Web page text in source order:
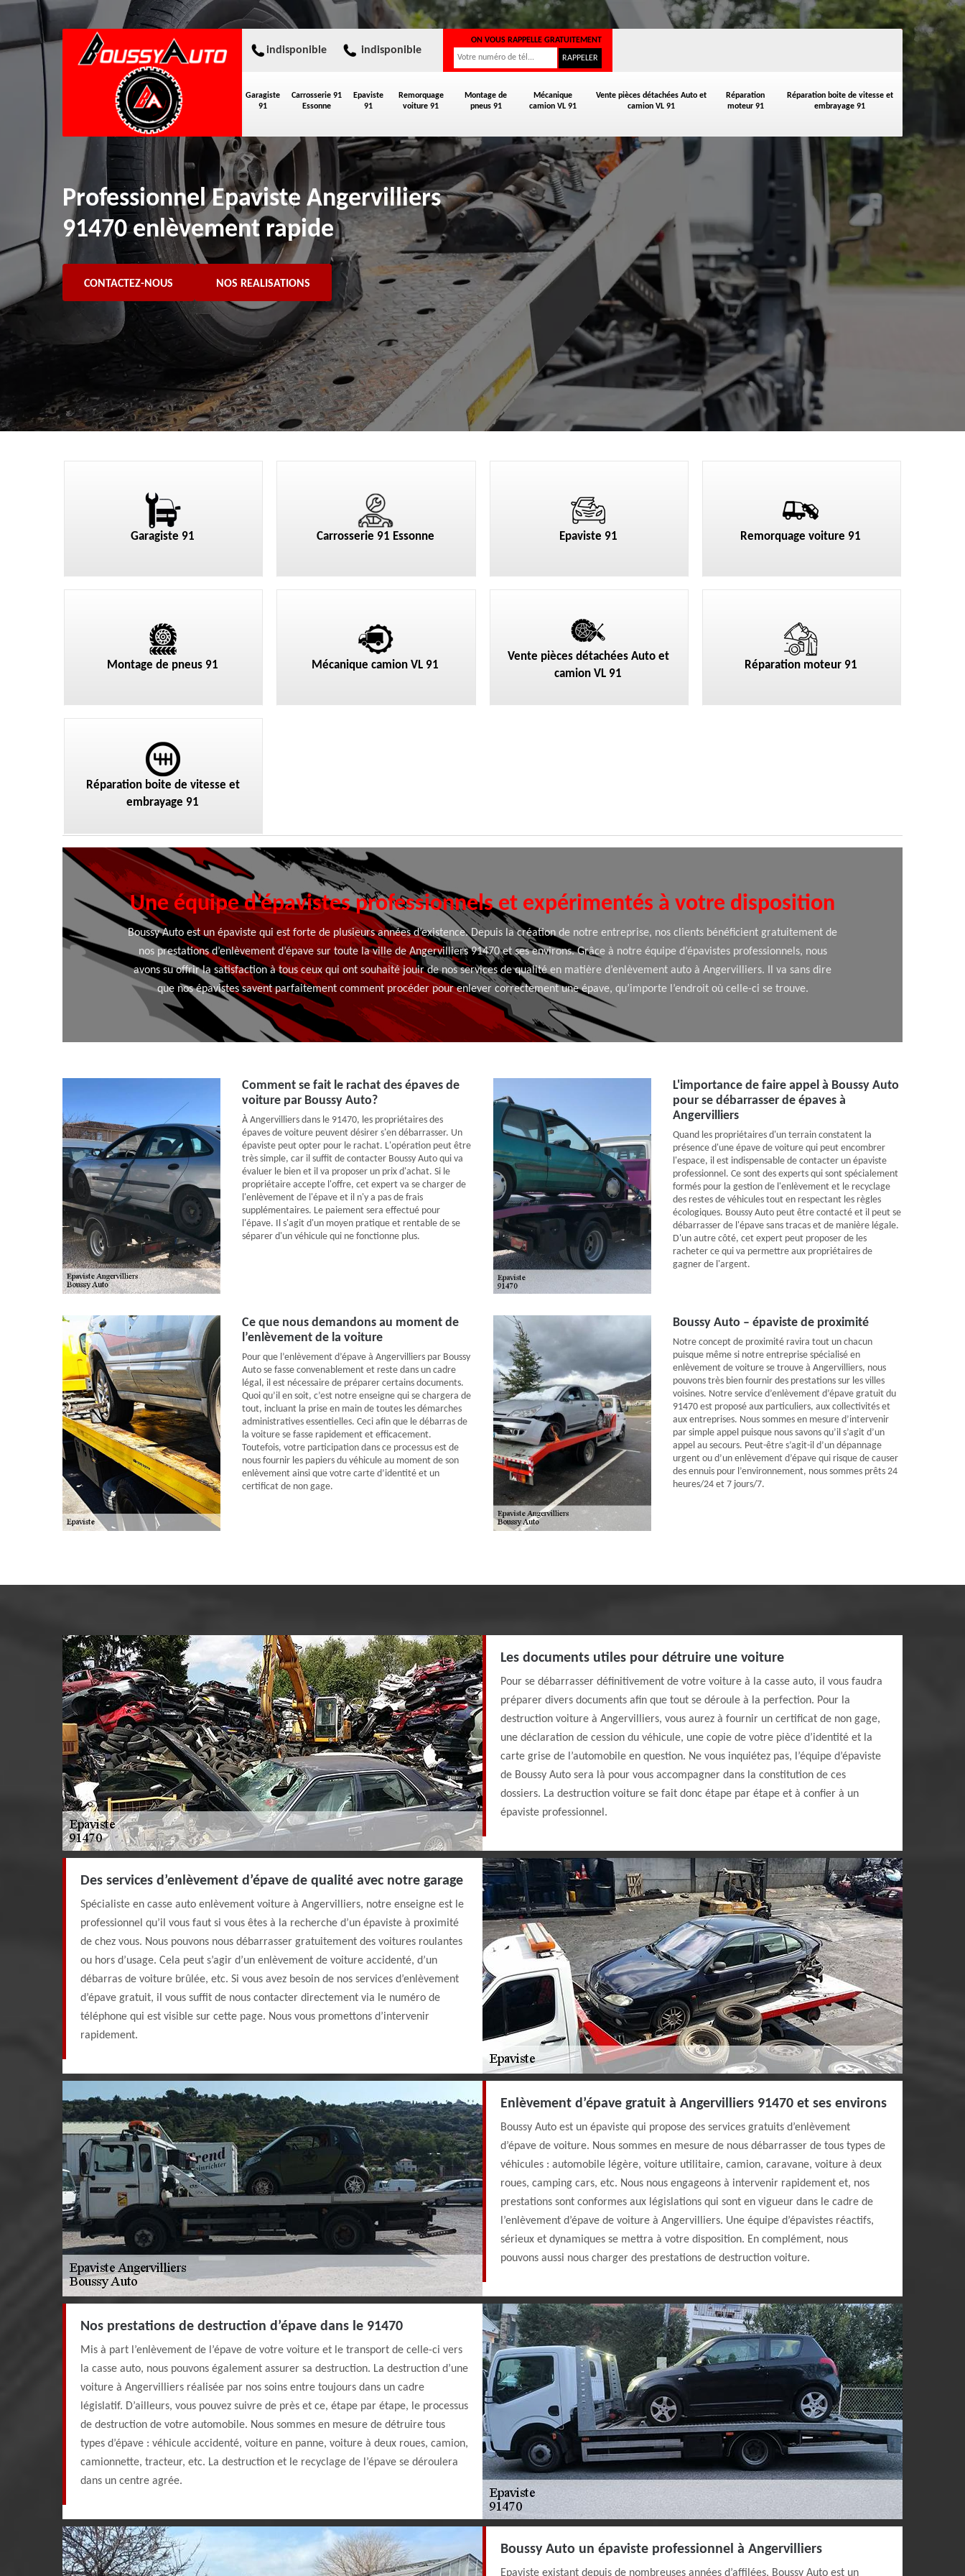
Garagiste
91
Carrosserie 91
Essonne
Epaviste
91
Remorquage
voiture 91
Montage de
pneus 91
Mécanique
camion VL 91
Vente pièces détachées Auto et
camion VL 91
Réparation
moteur 91
Réparation boite de vitesse et
embrayage 91
indisponible indisponible
ON VOUS RAPPELLE GRATUITEMENT
Professionnel Epaviste Angervilliers
91470 enlèvement rapide
CONTACTEZ-NOUS NOS REALISATIONS
Garagiste 91 Carrosserie 91 Essonne Epaviste 91 Remorquage voiture 91
Montage de pneus 91 Mécanique camion VL 91
Vente pièces détachées Auto et
camion VL 91
Réparation moteur 91
Réparation boite de vitesse et
embrayage 91
Une équipe d’épavistes professionnels et expérimentés à votre disposition
Boussy Auto est un épaviste qui est forte de plusieurs années d’existence. Depuis la création de notre entreprise, nos clients bénéficient gratuitement de
nos prestations d’enlèvement d’épave sur toute la ville de Angervilliers 91470 et ses environs. Grâce à notre équipe d’épavistes professionnels, nous
avons su offrir la satisfaction à tous ceux qui ont souhaité jouir de nos services de qualité en matière d’enlèvement auto à Angervilliers. Il va sans dire
que nos épavistes savent parfaitement comment procéder pour enlever correctement une épave, qu’importe l’endroit où celle-ci se trouve.
Comment se fait le rachat des épaves de
voiture par Boussy Auto?
À Angervilliers dans le 91470, les propriétaires des
épaves de voiture peuvent désirer s'en débarrasser. Un
épaviste peut opter pour le rachat. L'opération peut être
très simple, car il suffit de contacter Boussy Auto qui va
évaluer le bien et il va proposer un prix d'achat. Si le
propriétaire accepte l'offre, cet expert va se charger de
l'enlèvement de l'épave et il n'y a pas de frais
supplémentaires. Le paiement sera effectué pour
l'épave. Il s'agit d'un moyen pratique et rentable de se
séparer d'un véhicule qui ne fonctionne plus.
L'importance de faire appel à Boussy Auto
pour se débarrasser de épaves à
Angervilliers
Quand les propriétaires d'un terrain constatent la
présence d'une épave de voiture qui peut encombrer
l'espace, il est indispensable de contacter un épaviste
professionnel. Ce sont des experts qui sont spécialement
formés pour la gestion de l'enlèvement et le recyclage
des restes de véhicules tout en respectant les règles
écologiques. Boussy Auto peut être contacté et il peut se
débarrasser de l'épave sans tracas et de manière légale.
D'un autre côté, cet expert peut proposer de les
racheter ce qui va permettre aux propriétaires de
gagner de l'argent.
Ce que nous demandons au moment de
l’enlèvement de la voiture
Pour que l’enlèvement d’épave à Angervilliers par Boussy
Auto se fasse convenablement et reste dans un cadre
légal, il est nécessaire de préparer certains documents.
Quoi qu’il en soit, c’est notre enseigne qui se chargera de
tout, incluant la prise en main de toutes les démarches
administratives essentielles. Ceci afin que le débarras de
la voiture se fasse rapidement et efficacement.
Toutefois, votre participation dans ce processus est de
nous fournir les papiers du véhicule au moment de son
enlèvement ainsi que votre carte d’identité et un
certificat de non gage.
Boussy Auto – épaviste de proximité
Notre concept de proximité ravira tout un chacun
puisque même si notre entreprise spécialisé en
enlèvement de voiture se trouve à Angervilliers, nous
pouvons très bien fournir des prestations sur les villes
voisines. Notre service d’enlèvement d’épave gratuit du
91470 est proposé aux particuliers, aux collectivités et
aux entreprises. Nous sommes en mesure d’intervenir
par simple appel puisque nous savons qu’il s’agit d’un
appel au secours. Peut-être s’agit-il d’un dépannage
urgent ou d’un enlèvement d’épave qui risque de causer
des ennuis pour l’environnement, nous sommes prêts 24
heures/24 et 7 jours/7.
Les documents utiles pour détruire une voiture
Pour se débarrasser définitivement de votre voiture à la casse auto, il vous faudra
préparer divers documents afin que tout se déroule à la perfection. Pour la
destruction voiture à Angervilliers, vous aurez à fournir un certificat de non gage,
une déclaration de cession du véhicule, une copie de votre pièce d’identité et la
carte grise de l’automobile en question. Ne vous inquiétez pas, l’équipe d’épaviste
de Boussy Auto sera là pour vous accompagner dans la constitution de ces
dossiers. La destruction voiture se fait donc étape par étape et à confier à un
épaviste professionnel.
Des services d’enlèvement d’épave de qualité avec notre garage
Spécialiste en casse auto enlèvement voiture à Angervilliers, notre enseigne est le
professionnel qu’il vous faut si vous êtes à la recherche d’un épaviste à proximité
de chez vous. Nous pouvons nous débarrasser gratuitement des voitures roulantes
ou hors d’usage. Cela peut s’agir d’un enlèvement de voiture accidenté, d’un
débarras de voiture brûlée, etc. Si vous avez besoin de nos services d’enlèvement
d’épave gratuit, il vous suffit de nous contacter directement via le numéro de
téléphone qui est visible sur cette page. Nous vous promettons d’intervenir
rapidement.
Enlèvement d’épave gratuit à Angervilliers 91470 et ses environs
Boussy Auto est un épaviste qui propose des services gratuits d’enlèvement
d’épave de voiture. Nous sommes en mesure de nous débarrasser de tous types de
véhicules : automobile légère, voiture utilitaire, camion, caravane, voiture à deux
roues, camping cars, etc. Nous nous engageons à intervenir rapidement et, nos
prestations sont conformes aux législations qui sont en vigueur dans le cadre de
l’enlèvement d’épave de voiture à Angervilliers. Une équipe d’épavistes réactifs,
sérieux et dynamiques se mettra à votre disposition. En complément, nous
pouvons aussi nous charger des prestations de destruction voiture.
Nos prestations de destruction d’épave dans le 91470
Mis à part l’enlèvement de l’épave de votre voiture et le transport de celle-ci vers
la casse auto, nous pouvons également assurer sa destruction. La destruction d’une
voiture à Angervilliers réalisée par nos soins entre toujours dans un cadre
législatif. D’ailleurs, vous pouvez suivre de près et ce, étape par étape, le processus
de destruction de votre automobile. Nous sommes en mesure de détruire tous
types d’épave : véhicule accidenté, voiture en panne, voiture à deux roues, camion,
camionnette, tracteur, etc. La destruction et le recyclage de l’épave se déroulera
dans un centre agrée.
Boussy Auto un épaviste professionnel à Angervilliers
Epaviste existant depuis de nombreuses années d’affilées, Boussy Auto est un